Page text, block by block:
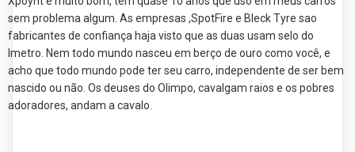
sem problema algum. As empresas ,SpotFire e Bleck Tyre sao
fabricantes de confiança haja visto que as duas usam selo do
Imetro. Nem todo mundo nasceu em berço de ouro como você, e
acho que todo mundo pode ter seu carro, independente de ser bem
nascido ou não. Os deuses do Olimpo, cavalgam raios e os pobres
adoradores, andam a cavalo.